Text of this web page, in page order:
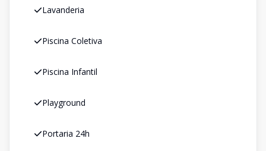
Lavanderia
Piscina Coletiva
Piscina Infantil
Playground
Portaria 24h